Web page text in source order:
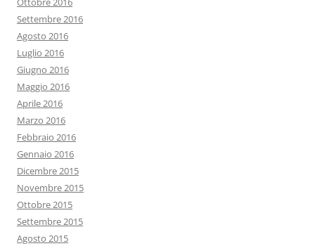
Settembre 2016
Agosto 2016
Luglio 2016
Giugno 2016
Maggio 2016
Aprile 2016
Marzo 2016
Febbraio 2016
Gennaio 2016
Dicembre 2015
Novembre 2015
Ottobre 2015
Settembre 2015
Agosto 2015